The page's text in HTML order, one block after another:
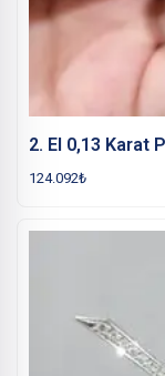
2. El 0,13 Karat
124.092₺